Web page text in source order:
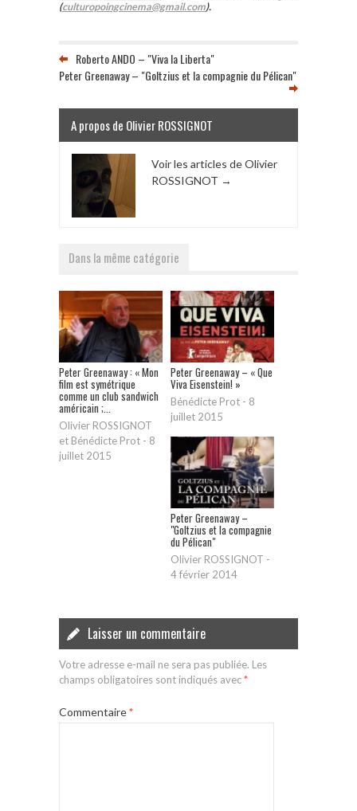
(culturopoingcinema@gmail.com).
Roberto ANDO – "Viva la Liberta"
Peter Greenaway – "Goltzius et la compagnie du Pélican"
A propos de Olivier ROSSIGNOT
Voir les articles de Olivier
ROSSIGNOT →
Dans la même catégorie
Peter Greenaway : « Mon
film est symétrique
comme un club sandwich
américain ;...
Olivier ROSSIGNOT
et Bénédicte Prot - 8
juillet 2015
Peter Greenaway – « Que
Viva Eisenstein! »
Bénédicte Prot - 8
juillet 2015
Peter Greenaway –
"Goltzius et la compagnie
du Pélican"
Olivier ROSSIGNOT -
4 février 2014
Laisser un commentaire
Votre adresse e-mail ne sera pas publiée. Les
champs obligatoires sont indiqués avec*
Commentaire*